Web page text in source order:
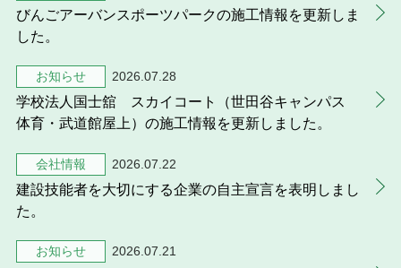
文字の見えづらさや操作にお困りの方へ
びんごアーバンスポーツパークの施工情報を更新しま
した。
2026.07.28
お知らせ
学校法人国士舘 スカイコート（世田谷キャンパス
体育・武道館屋上）の施工情報を更新しました。
2026.07.22
会社情報
建設技能者を大切にする企業の自主宣言を表明しまし
た。
2026.07.21
お知らせ